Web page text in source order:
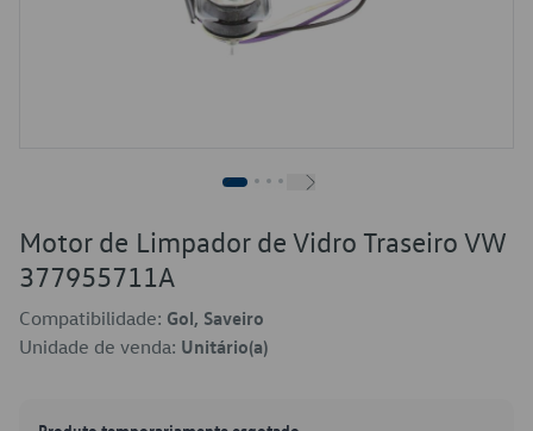
Motor de Limpador de Vidro Traseiro VW
377955711A
Compatibilidade: Gol, Saveiro
Unidade de venda: Unitário(a)